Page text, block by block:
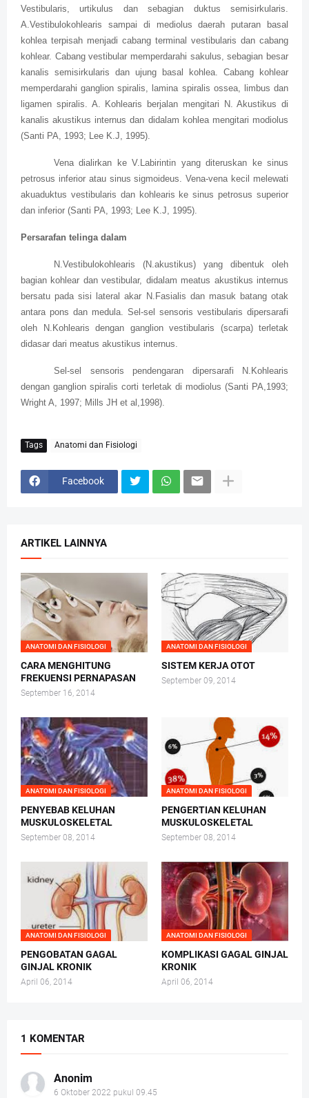
Vestibularis, urtikulus dan sebagian duktus semisirkularis.
A.Vestibulokohlearis sampai di mediolus daerah putaran basal
kohlea terpisah menjadi cabang terminal vestibularis dan cabang
kohlear. Cabang vestibular memperdarahi sakulus, sebagian besar
kanalis semisirkularis dan ujung basal kohlea. Cabang kohlear
memperdarahi ganglion spiralis, lamina spiralis ossea, limbus dan
ligamen spiralis. A. Kohlearis berjalan mengitari N. Akustikus di
kanalis akustikus internus dan didalam kohlea mengitari modiolus
(Santi PA, 1993; Lee K.J, 1995).
Vena dialirkan ke V.Labirintin yang diteruskan ke sinus
petrosus inferior atau sinus sigmoideus. Vena-vena kecil melewati
akuaduktus vestibularis dan kohlearis ke sinus petrosus superior
dan inferior (Santi PA, 1993; Lee K.J, 1995).
Persarafan telinga dalam
N.Vestibulokohlearis (N.akustikus) yang dibentuk oleh
bagian kohlear dan vestibular, didalam meatus akustikus internus
bersatu pada sisi lateral akar N.Fasialis dan masuk batang otak
antara pons dan medula. Sel-sel sensoris vestibularis dipersarafi
oleh N.Kohlearis dengan ganglion vestibularis (scarpa) terletak
didasar dari meatus akustikus internus.
Sel-sel sensoris pendengaran dipersarafi N.Kohlearis
dengan ganglion spiralis corti terletak di modiolus (Santi PA,1993;
Wright A, 1997; Mills JH et al,1998).
Tags Anatomi dan Fisiologi
Facebook
ARTIKEL LAINNYA
ANATOMI DAN FISIOLOGI
CARA MENGHITUNG
FREKUENSI PERNAPASAN
September 16, 2014
ANATOMI DAN FISIOLOGI
SISTEM KERJA OTOT
September 09, 2014
ANATOMI DAN FISIOLOGI
PENYEBAB KELUHAN
MUSKULOSKELETAL
September 08, 2014
ANATOMI DAN FISIOLOGI
PENGERTIAN KELUHAN
MUSKULOSKELETAL
September 08, 2014
ANATOMI DAN FISIOLOGI
PENGOBATAN GAGAL
GINJAL KRONIK
April 06, 2014
ANATOMI DAN FISIOLOGI
KOMPLIKASI GAGAL GINJAL
KRONIK
April 06, 2014
1 KOMENTAR
Anonim
6 Oktober 2022 pukul 09.45